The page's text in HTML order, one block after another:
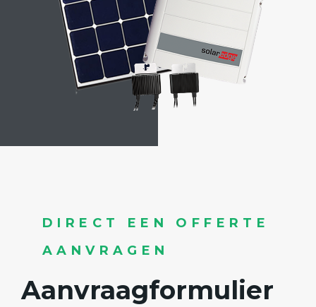
DIRECT EEN OFFERTE
AANVRAGEN
Aanvraagformulier